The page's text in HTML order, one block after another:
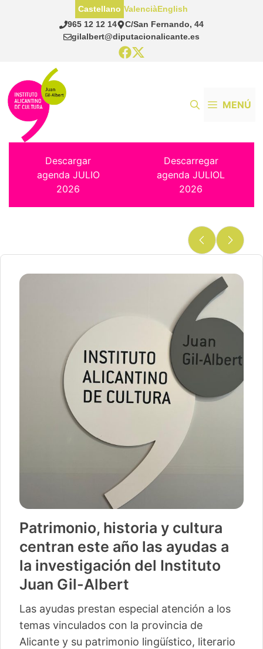
965 12 12 14
C/San Fernando, 44
gilalbert@diputacionalicante.es
Castellano ValenciàEnglish
MENÚ
Descargar
agenda JULIO
2026
Descarregar
agenda JULIOL
2026
Patrimonio, historia y cultura
centran este año las ayudas a
la investigación del Instituto
Juan Gil-Albert
Las ayudas prestan especial atención a los
temas vinculados con la provincia de
Alicante y su patrimonio lingüístico, literario